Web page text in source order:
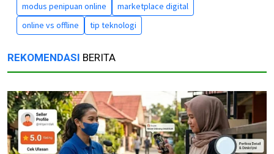
modus penipuan online
marketplace digital
online vs offline
tip teknologi
REKOMENDASI BERITA